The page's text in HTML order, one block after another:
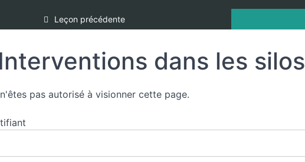
Leçon précédente
dans les silos
pas autorisé à visionner cette page.